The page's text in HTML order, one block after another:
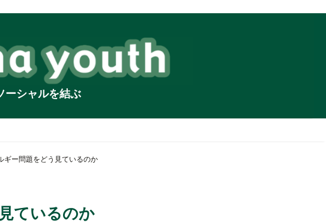
ーシャルを結ぶ
ギー問題をどう見ているのか
ているのか